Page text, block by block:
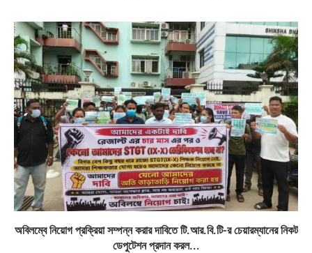
অবিলম্বে নিয়োগ প্রক্রিয়া সম্পন্ন করার দাবিতে টি.আর.বি.টি-র চেয়ারম্যানের নিকট
ডেপুটেশন প্রদান করল...